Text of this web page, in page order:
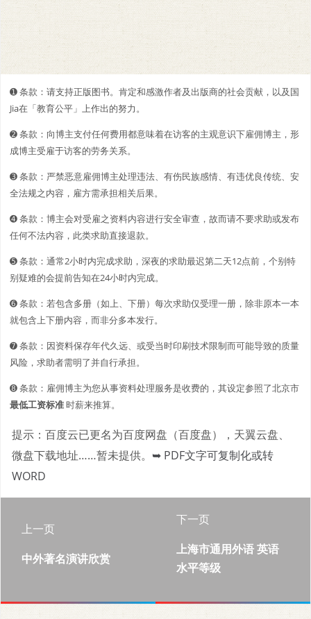
➊️ 条款：请支持正版图书。肯定和感激作者及出版商的社会贡献，以及国
Jia在「教育公平」上作出的努力。
➋️️ 条款：向博主支付任何费用都意味着在访客的主观意识下雇佣博主，形
成博主受雇于访客的劳务关系。
➌ 条款：严禁恶意雇佣博主处理违法、有伤民族感情、有违优良传统、安
全法规之内容，雇方需承担相关后果。
➍ 条款：博主会对受雇之资料内容进行安全审查，故而请不要求助或发布
任何不法内容，此类求助直接退款。
➎ 条款：通常2小时内完成求助，深夜的求助最迟第二天12点前，个别特
别疑难的会提前告知在24小时内完成。
➏ 条款：若包含多册（如上、下册）每次求助仅受理一册，除非原本一本
就包含上下册内容，而非分多本发行。
➐ 条款：因资料保存年代久远、或受当时印刷技术限制而可能导致的质量
风险，求助者需明了并自行承担。
➑ 条款：雇佣博主为您从事资料处理服务是收费的，其设定参照了北京市
最低工资标准时薪来推算。
提示：百度云已更名为百度网盘（百度盘），天翼云盘、
微盘下载地址……暂未提供。 ➥ PDF文字可复制化或转
WORD
上一页
中外著名演讲欣赏
下一页
上海市通用外语 英语
水平等级